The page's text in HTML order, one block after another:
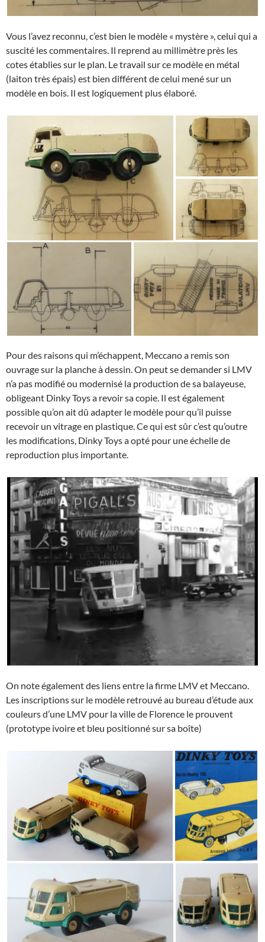
Vous l’avez reconnu, c’est bien le modèle « mystère », celui qui a
suscité les commentaires. Il reprend au millimètre près les
cotes établies sur le plan. Le travail sur ce modèle en métal
(laiton très épais) est bien différent de celui mené sur un
modèle en bois. Il est logiquement plus élaboré.
Pour des raisons qui m’échappent, Meccano a remis son
ouvrage sur la planche à dessin. On peut se demander si LMV
n’a pas modifié ou modernisé la production de sa balayeuse,
obligeant Dinky Toys a revoir sa copie. Il est également
possible qu’on ait dû adapter le modèle pour qu’il puisse
recevoir un vitrage en plastique. Ce qui est sûr c’est qu’outre
les modifications, Dinky Toys a opté pour une échelle de
reproduction plus importante.
On note également des liens entre la firme LMV et Meccano.
Les inscriptions sur le modèle retrouvé au bureau d’étude aux
couleurs d’une LMV pour la ville de Florence le prouvent
(prototype ivoire et bleu positionné sur sa boîte)